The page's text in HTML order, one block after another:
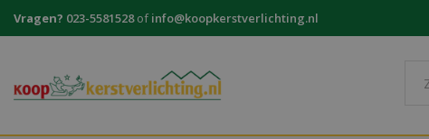
naar
Vragen? 023-5581528ofinfo@koopkerstverlichting.nl